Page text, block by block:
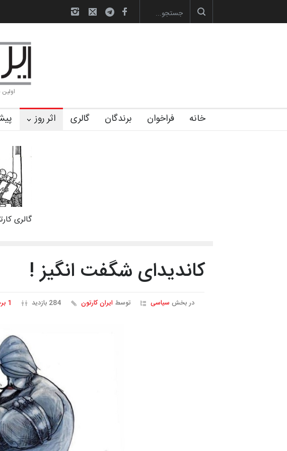
لیست شرکت کنندگان یازدهمین جشنواره بین‌المل…
خانه فراخوان برندگان گالری اثر روز
گالری
کاندیدای شگفت انگیز !
در بخش سیاسی توسط ایران کارتون 284 بازدید 1 برچسب